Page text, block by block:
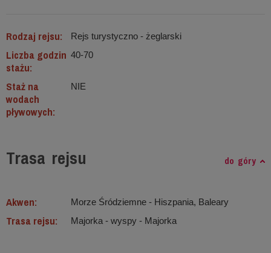
Rodzaj rejsu: Rejs turystyczno - żeglarski
Liczba godzin
stażu:
40-70
Staż na
wodach
pływowych:
NIE
Trasa rejsu do góry
Akwen: Morze Śródziemne ‐ Hiszpania, Baleary
Trasa rejsu: Majorka - wyspy - Majorka